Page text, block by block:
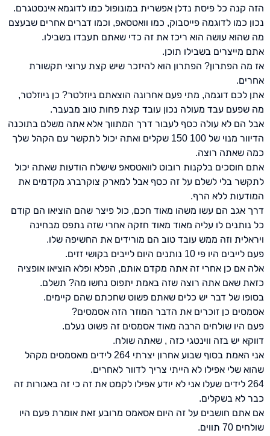
הזה קנה כל פיסת נדלן אפשרית במונופול כמו לדוגמא אינסטגרם.
נכון כמו לדוגמה פייסבוק, כמו וואטסאפ, וכמו דברים אחרים שבעצם
מה שהוא עושה הוא ריכז את זה כדי שאתם תעבדו בשבילו.
אתם מייצרים בשבילו תוכן.
אז מה הפתרון? הפתרון הוא להיזכר שיש קצת ערוצי תקשורת
אחרים.
אתן לכם דוגמה, מתי פעם אחרונה הוצאתם ניוזלטר? כן ניוזלטר,
מה שפעם עבד מעולה נכון עובד קצת פחות טוב מבעבר.
אבל הם לא עולה כסף לעבור דרך המתווך אלא אתה משלם בתוכנה
הדיוור מנוי של 100 150 שקלים ואתה יכול לתקשר עם הקהל שלך
כמה שאתה רוצה.
אתם חוסכים בלקנות רובוט לוואטסאפ שישלח הודעות שאתה יכול
לתקשר בלי לשלם על זה כסף אבל למארק צוקרברג מקדמים את
המודעות ללא הרף.
דרך אגב הם עשו משהו מאוד חכם, כול פיצר שהם הוציאו הם קודם
כל נותנים לו עליה מאוד מאוד חזקה אחרי שזה נתפס מבחינה
ויראלית וזה ממש עובד טוב הם מורידים את החשיפה שלו.
פעם לייבים היו פי 10 נותנים היום לייבים בקושי זזים.
אלה אם כן אחרי זה אתה מקדם אותם, הפלא ופלא הוציאו אופציה
כזאת שאם אתה רוצה שזה באמת יתפוס נחשו מה? תשלם.
בסופו של דבר יש כלים שאתם פשוט שחכתם שהם קיימים.
אסמסים כן זוכרים את הדבר המוזר הזה אסמסים?
פעם היו שולחים הרבה מאוד אסמסים זה פשוט נעלם.
דווקא יש בזה ווינטגי כזה , שאתה שולח.
אני האמת בסוף שבוע אחרון יצרתי 264 לידים מאסמסים מקהל
שהוא שלי אפילו לא הייתי צריך לדוור לאחרים.
264 לידים שעלו אני לא יודע אפילו לקמט את זה כי זה באגורות זה
כבר לא בשקלים.
אם אתם חושבים על זה היום אסאמס מרובע זאת אומרת פעם היו
שולחים 70 תווים.